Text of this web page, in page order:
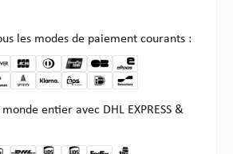
les modes de paiement courants :
entier avec DHL EXPRESS &